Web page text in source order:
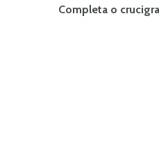
Completa o